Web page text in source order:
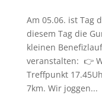
Am 05.06. ist Tag
diesem Tag die
kleinen
veranstalten: 👉
Treffpunkt
7km. Wir joggen...